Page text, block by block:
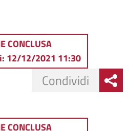
CONCLUSA
12/12/2021 11:30
Condividi
CONCLUSA